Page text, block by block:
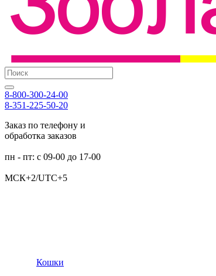
8-800-300-24-00
8-351-225-50-20
Заказ по телефону и
обработка заказов
пн - пт: с 09-00 до 17-00
МСК+2/UTC+5
Кошки